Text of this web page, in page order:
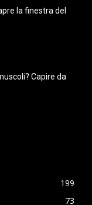
la finestra del
Capire da
199
73